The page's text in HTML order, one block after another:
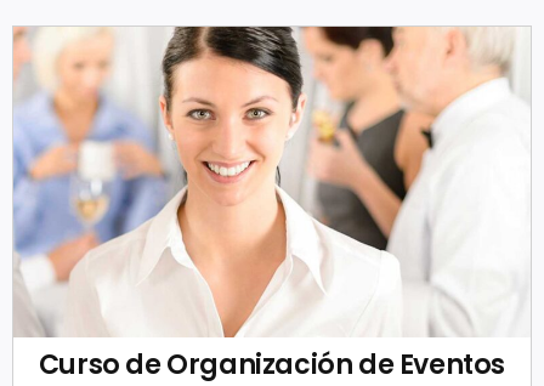
Curso de Organización de Eventos